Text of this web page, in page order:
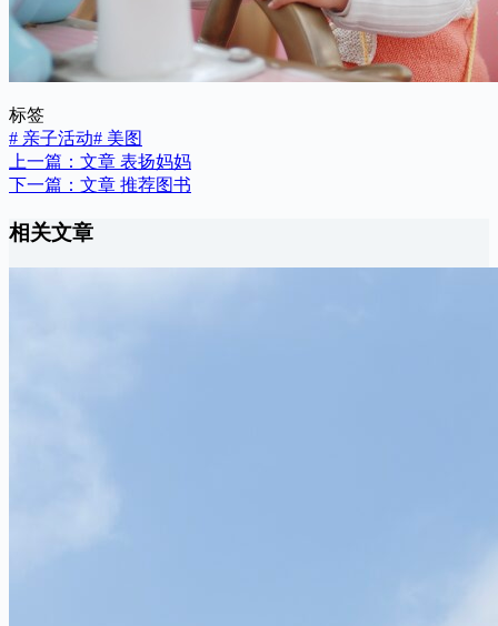
标签
# 亲子活动# 美图
上一篇： 文章 表扬妈妈
下一篇： 文章 推荐图书
相关文章